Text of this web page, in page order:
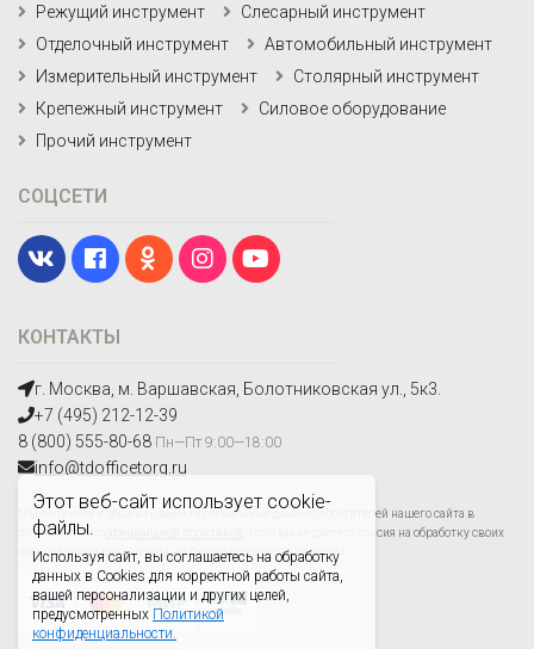
Этот веб-сайт использует cookie-
файлы.
Используя сайт, вы соглашаетесь на обработку
данных в Cookies для корректной работы сайта,
вашей персонализации и других целей,
предусмотренных Политикой
конфиденциальности.
КОНТАКТЫ
г. Москва, м. Варшавская, Болотниковская ул., 5к3.
+7 (495) 212-12-39
8 (800) 555-80-68 Пн—Пт 9:00—18:00
info@tdofficetorg.ru
Мы получаем и обрабатываем персональные данные посетителей нашего сайта в
соответствии с
. Если вы не даете согласия на обработку своих
персональных данных,вам необходимо покинуть наш сайт.
Режущий инструмент
Слесарный инструмент
Отделочный инструмент
Автомобильный инструмент
Измерительный инструмент
Столярный инструмент
Крепежный инструмент
Силовое оборудование
Прочий инструмент
СОЦСЕТИ